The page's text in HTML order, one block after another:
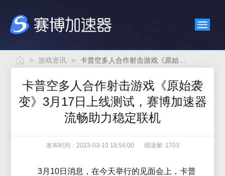
> 游戏资讯 >
卡普空多人合作射击游戏《原始袭
变》3月17日上线测试，赛博加速器
流畅助力稳定联机
发布时间：2023-03-10 18:54:00 阅读量: 1703
3月10日消息，在今天举行的见面会上，卡普